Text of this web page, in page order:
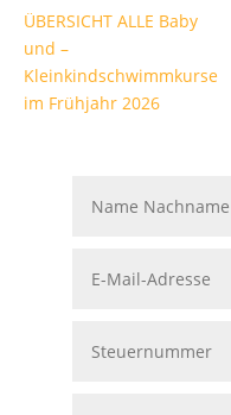
ÜBERSICHT ALLE Baby
und –
Kleinkindschwimmkurse
im Frühjahr 2026